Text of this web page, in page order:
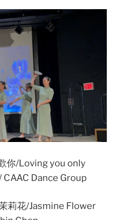
你/Loving you only
Dance Group
莉花/Jasmine Flower